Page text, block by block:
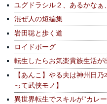
ユグドラシル２、あるかなぁ
混ぜ人の短編集
岩田聡と歩く道
ロイドボーグ
転生したらお気楽貴族生活
【あんこ】やる夫は神州日
って武侠モノ】
異世界転生でスキルが"カレ